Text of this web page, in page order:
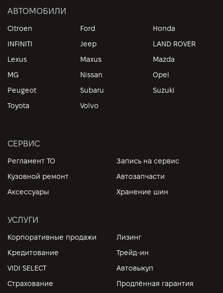
АВТОМОБИЛИ
Citroen Ford
Honda
INFINITI
Jeep
LAND ROVER
Lexus
Maxus
Mazda
MG
Nissan
Opel
Peugeot
Subaru
Suzuki
Toyota
Volvo
СЕРВИС
Регламент ТО
Запись на сервис
Кузовной ремонт
Автозапчасти
Аксессуары
Хранение шин
УСЛУГИ
Корпоративные продажи
Лизинг
Кредитование
Трейд-ин
VIDI SELECT
Автовыкуп
Страхование
Продлённая гарантия